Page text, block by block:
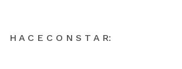
H A C E C O N S T A R: